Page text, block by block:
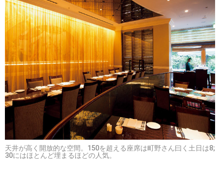
天井が高く開放的な空間。150を超える座席は町野さん曰く土日は8;
30にはほとんど埋まるほどの人気。